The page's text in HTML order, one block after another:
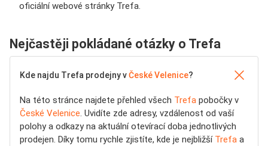
oficiální webové stránky Trefa.
Nejčastěji pokládané otázky o Trefa
Kde najdu Trefa prodejny vČeské Velenice?
Na této stránce najdete přehled všech Trefa pobočky v
České Velenice. Uvidíte zde adresy, vzdálenost od vaší
polohy a odkazy na aktuální otevírací doba jednotlivých
prodejen. Díky tomu rychle zjistíte, kde je nejbližší Trefa a